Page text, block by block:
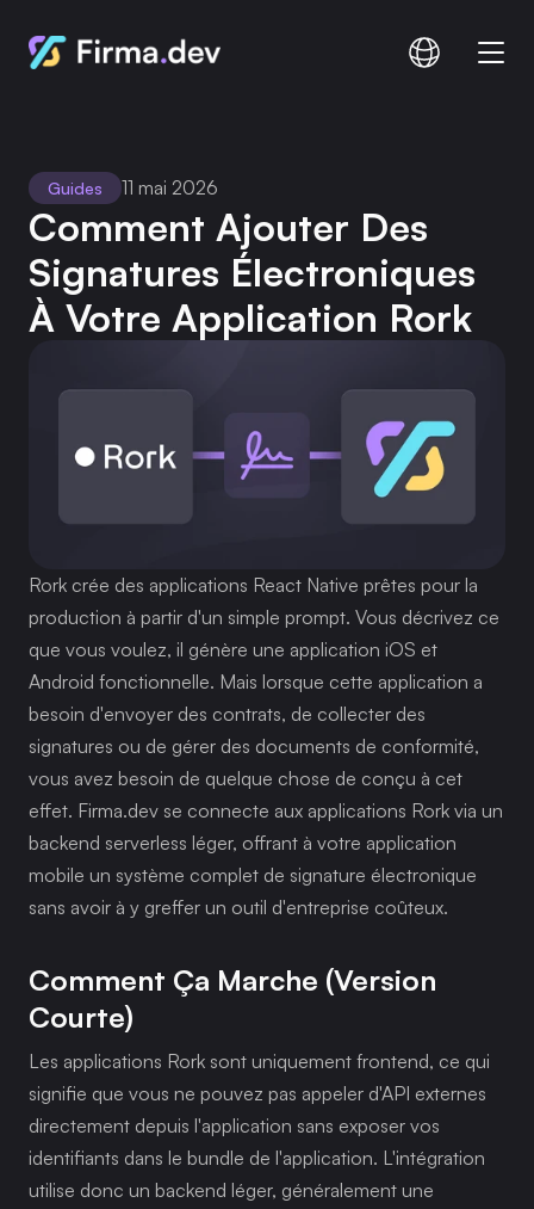
Comparer
Tarification
Connexion S'inscrire
Guides 11 mai 2026
Comment Ajouter Des
Signatures Électroniques
À Votre Application Rork
Rork crée des applications React Native prêtes pour la
production à partir d'un simple prompt. Vous décrivez ce
que vous voulez, il génère une application iOS et
Android fonctionnelle. Mais lorsque cette application a
besoin d'envoyer des contrats, de collecter des
signatures ou de gérer des documents de conformité,
vous avez besoin de quelque chose de conçu à cet
effet. Firma.dev se connecte aux applications Rork via un
backend serverless léger, offrant à votre application
mobile un système complet de signature électronique
sans avoir à y greffer un outil d'entreprise coûteux.
Comment Ça Marche (version
Courte)
Les applications Rork sont uniquement frontend, ce qui
signifie que vous ne pouvez pas appeler d'API externes
directement depuis l'application sans exposer vos
identifiants dans le bundle de l'application. L'intégration
utilise donc un backend léger, généralement une